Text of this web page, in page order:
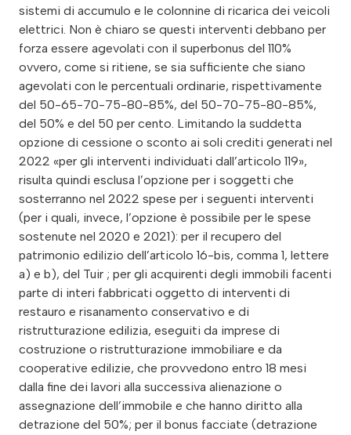
sistemi di accumulo e le colonnine di ricarica dei veicoli
elettrici. Non è chiaro se questi interventi debbano per
forza essere agevolati con il superbonus del 110%
ovvero, come si ritiene, se sia sufficiente che siano
agevolati con le percentuali ordinarie, rispettivamente
del 50-65-70-75-80-85%, del 50-70-75-80-85%,
del 50% e del 50 per cento. Limitando la suddetta
opzione di cessione o sconto ai soli crediti generati nel
2022 «per gli interventi individuati dall’articolo 119»,
risulta quindi esclusa l’opzione per i soggetti che
sosterranno nel 2022 spese per i seguenti interventi
(per i quali, invece, l’opzione è possibile per le spese
sostenute nel 2020 e 2021): per il recupero del
patrimonio edilizio dell’articolo 16-bis, comma 1, lettere
a) e b), del Tuir ; per gli acquirenti degli immobili facenti
parte di interi fabbricati oggetto di interventi di
restauro e risanamento conservativo e di
ristrutturazione edilizia, eseguiti da imprese di
costruzione o ristrutturazione immobiliare e da
cooperative edilizie, che provvedono entro 18 mesi
dalla fine dei lavori alla successiva alienazione o
assegnazione dell’immobile e che hanno diritto alla
detrazione del 50%; per il bonus facciate (detrazione